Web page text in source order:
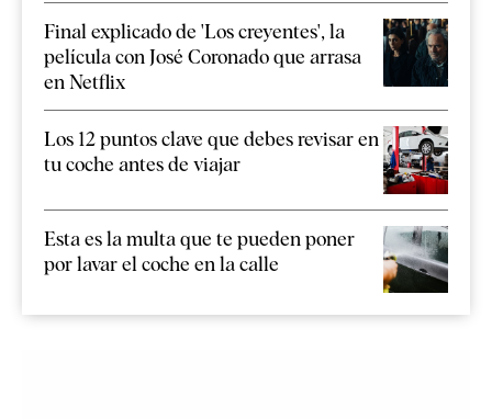
Final explicado de 'Los creyentes', la
película con José Coronado que arrasa
en Netflix
Los 12 puntos clave que debes revisar en
tu coche antes de viajar
Esta es la multa que te pueden poner
por lavar el coche en la calle